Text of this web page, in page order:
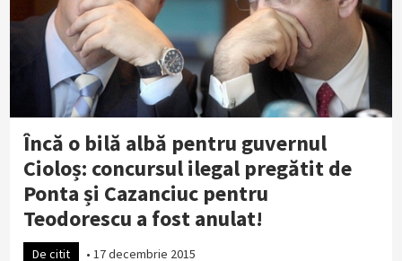
Încă o bilă albă pentru guvernul
Cioloș: concursul ilegal pregătit de
Ponta și Cazanciuc pentru
Teodorescu a fost anulat!
De citit • 17 decembrie 2015